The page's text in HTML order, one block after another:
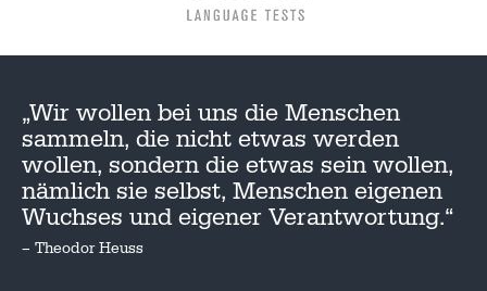
„Wir wollen bei uns die Menschen
sammeln, die nicht etwas werden
wollen, sondern die etwas sein wollen,
nämlich sie selbst, Menschen eigenen
Wuchses und eigener Verantwortung.“
– Theodor Heuss